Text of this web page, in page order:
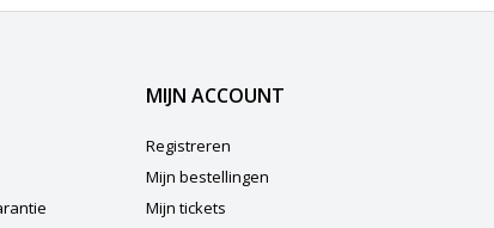
MIJN ACCOUNT
Registreren
Mijn bestellingen
Mijn tickets